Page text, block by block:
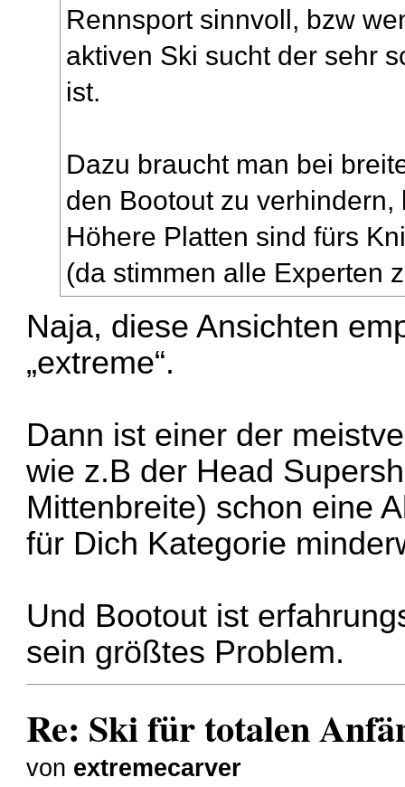
Rennsport sinnvoll, bzw
aktiven Ski sucht der sehr
ist.
Dazu braucht man bei
den Bootout zu
Höhere Platten sind fürs
(da stimmen alle Experten
Naja, diese Ansichten
„extreme“.
Dann ist einer der
wie z.B der Head
Mittenbreite) schon eine
für Dich Kategorie
Und Bootout ist
sein größtes Problem.
Re: Ski für totalen
von extremecarver